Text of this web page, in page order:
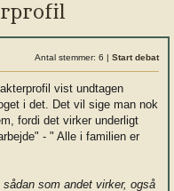
Antal stemmer: 6 | Start debat
vist undtagen
i det. Det vil sige man nok
fordi det virker underligt
- " Alle i familien er
som andet virker, også